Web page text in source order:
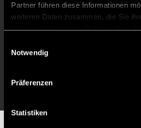
Partner führen diese Informationen
weiteren Daten zusammen, die Sie
Notwendig
Präferenzen
Statistiken